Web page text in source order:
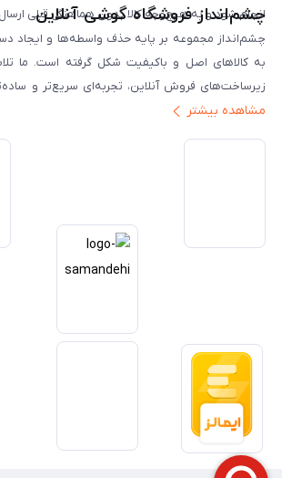
انجام شود و به هیچ‌وجه کالا بدون هماهنگی قبلی
چشم‌انداز فروشگاه گوشی آنلاین
چشم‌انداز مجموعه بر پایه حذف واسطه‌ها و ایجاد
به کالاهای اصل و باکیفیت شکل گرفته است. ما
زیرساخت‌های فروش آنلاین، تجربه‌ای سریع‌تر و
ایران ارائه دهیم. تبدیل‌شدن به مرجعی قابل اعتماد
خدمات و به‌روزرسانی مداوم محصولات، مسیر ما را
داریم آینده بازار دیجیتال متعلق به کسب‌وکارهایی
را در اولویت قرار می‌دهند. گوشی آنلاین با تکیه بر
سمت تحقق این چشم‌انداز حرکت می‌کند.
مشاهده بیشتر